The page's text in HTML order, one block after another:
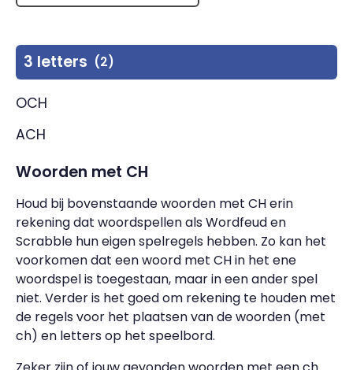
3 letters (2)
OCH
ACH
Woorden met CH
Houd bij bovenstaande woorden met CH erin
rekening dat woordspellen als Wordfeud en
Scrabble hun eigen spelregels hebben. Zo kan het
voorkomen dat een woord met CH in het ene
woordspel is toegestaan, maar in een ander spel
niet. Verder is het goed om rekening te houden met
de regels voor het plaatsen van de woorden (met
ch) en letters op het speelbord.